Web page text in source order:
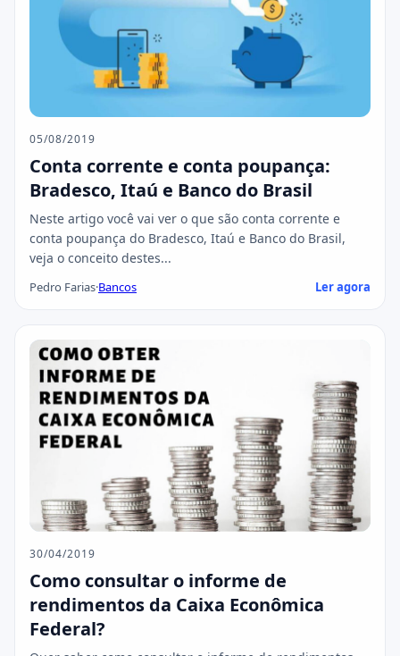
05/08/2019
Conta corrente e conta poupança:
Bradesco, Itaú e Banco do Brasil
Neste artigo você vai ver o que são conta corrente e
conta poupança do Bradesco, Itaú e Banco do Brasil,
veja o conceito destes...
Pedro Farias·Bancos Ler agora
30/04/2019
Como consultar o informe de
rendimentos da Caixa Econômica
Federal?